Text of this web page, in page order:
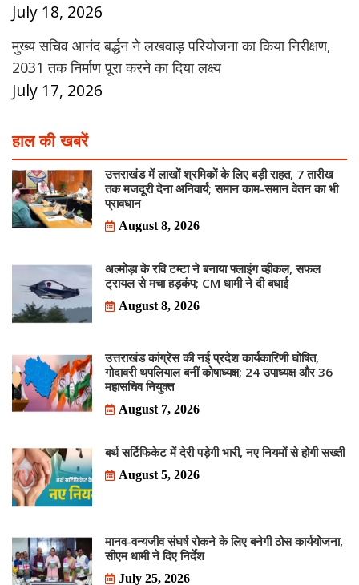
July 18, 2026
मुख्य सचिव आनंद बर्द्धन ने लखवाड़ परियोजना का किया निरीक्षण,
2031 तक निर्माण पूरा करने का दिया लक्ष्य
July 17, 2026
हाल की खबरें
उत्तराखंड में लाखों श्रमिकों के लिए बड़ी राहत, 7 तारीख
तक मजदूरी देना अनिवार्य; समान काम-समान वेतन का भी
प्रावधान
August 8, 2026
अल्मोड़ा के रवि टम्टा ने बनाया फ्लाइंग व्हीकल, सफल
ट्रायल से मचा हड़कंप; CM धामी ने दी बधाई
August 8, 2026
उत्तराखंड कांग्रेस की नई प्रदेश कार्यकारिणी घोषित,
गोदावरी थपलियाल बनीं कोषाध्यक्ष; 24 उपाध्यक्ष और 36
महासचिव नियुक्त
August 7, 2026
बर्थ सर्टिफिकेट में देरी पड़ेगी भारी, नए नियमों से होगी सख्ती
August 5, 2026
मानव-वन्यजीव संघर्ष रोकने के लिए बनेगी ठोस कार्ययोजना,
सीएम धामी ने दिए निर्देश
July 25, 2026